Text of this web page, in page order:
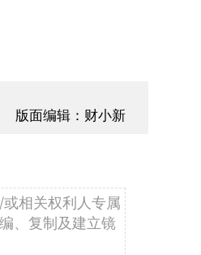
版面编辑：财小新
相关权利人专属
、复制及建立镜